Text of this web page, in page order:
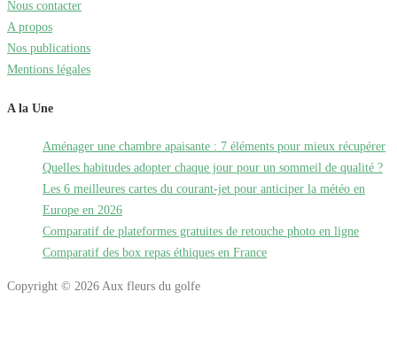
Nous contacter
A propos
Nos publications
Mentions légales
A la Une
Aménager une chambre apaisante : 7 éléments pour mieux récupérer
Quelles habitudes adopter chaque jour pour un sommeil de qualité ?
Les 6 meilleures cartes du courant-jet pour anticiper la météo en
Europe en 2026
Comparatif de plateformes gratuites de retouche photo en ligne
Comparatif des box repas éthiques en France
Copyright © 2026 Aux fleurs du golfe